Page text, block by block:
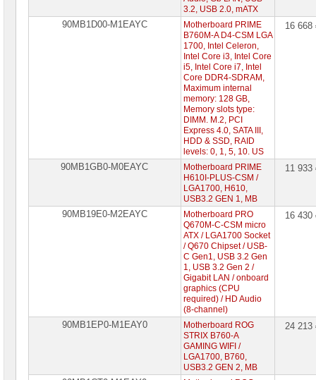
3.2, USB 2.0, mATX
90MB1D00-M1EAYC
Motherboard PRIME
B760M-A D4-CSM LGA
1700, Intel Celeron,
Intel Core i3, Intel Core
i5, Intel Core i7, Intel
Core DDR4-SDRAM,
Maximum internal
memory: 128 GB,
Memory slots type:
DIMM. M.2, PCI
Express 4.0, SATA III,
HDD & SSD, RAID
levels: 0, 1, 5, 10. US
16
90MB1GB0-M0EAYC
Motherboard PRIME
H610I-PLUS-CSM /
LGA1700, H610,
USB3.2 GEN 1, MB
11
90MB19E0-M2EAYC
Motherboard PRO
Q670M-C-CSM micro
ATX / LGA1700 Socket
/ Q670 Chipset / USB-
C Gen1, USB 3.2 Gen
1, USB 3.2 Gen 2 /
Gigabit LAN / onboard
graphics (CPU
required) / HD Audio
(8-channel)
16
90MB1EP0-M1EAY0
Motherboard ROG
STRIX B760-A
GAMING WIFI /
LGA1700, B760,
USB3.2 GEN 2, MB
24